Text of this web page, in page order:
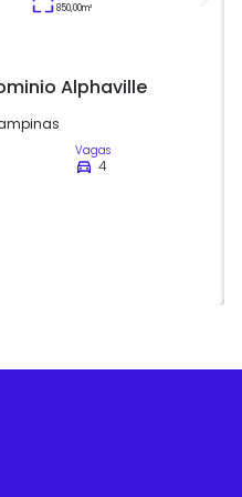
850,00m²
Alphaville
Vagas
4